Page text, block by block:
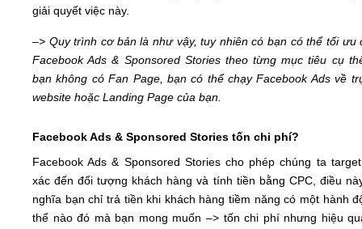
giải quyết việc này.
–> Quy trình cơ bản là như vậy, tuy nhiên có bạn có thể tối ưu
Facebook Ads & Sponsored Stories theo từng mục tiêu cụ
bạn không có Fan Page, bạn có thể chạy Facebook Ads về
website hoặc Landing Page của bạn.
Facebook Ads & Sponsored Stories tốn chi phí?
Facebook Ads & Sponsored Stories cho phép chúng ta
xác đến đối tượng khách hàng và tính tiền bằng CPC, điều
nghĩa bạn chỉ trả tiền khi khách hàng tiềm năng có một hành
thể nào đó mà bạn mong muốn –> tốn chi phí nhưng hiệu